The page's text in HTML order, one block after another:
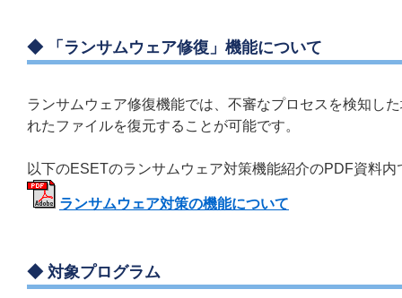
◆ 「ランサムウェア修復」機能について
ランサムウェア修復機能では、不審なプロセスを検知し
れたファイルを復元することが可能です。
以下のESETのランサムウェア対策機能紹介のPDF資料
ランサムウェア対策の機能について
◆ 対象プログラム